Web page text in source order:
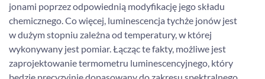
jonami poprzez odpowiednią modyfikację jego składu
chemicznego. Co więcej, luminescencja tychże jonów jest
w dużym stopniu zależna od temperatury, w której
wykonywany jest pomiar. Łącząc te fakty, możliwe jest
zaprojektowanie termometru luminescencyjnego, który